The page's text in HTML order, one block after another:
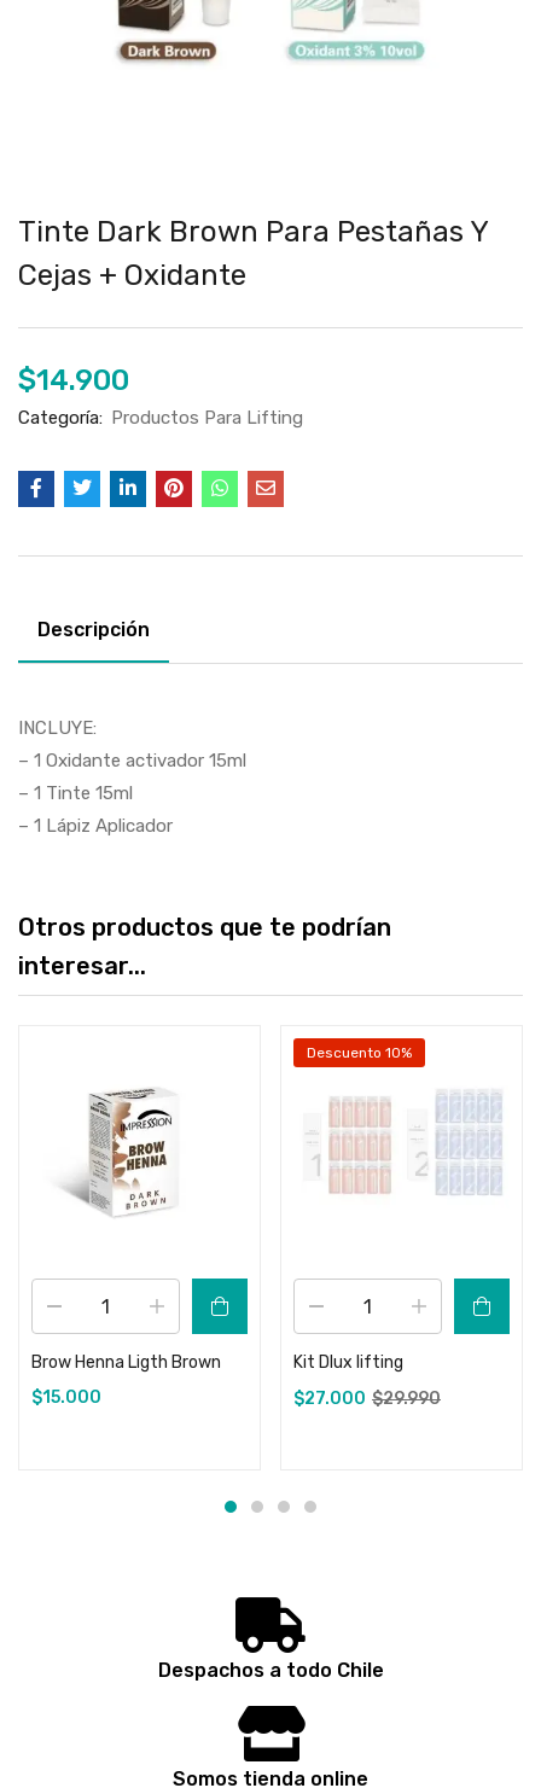
Tinte Dark Brown Para Pestañas Y
Cejas + Oxidante
$14.900
Categoría: Productos Para Lifting
Descripción
INCLUYE:
– 1 Oxidante activador 15ml
– 1 Tinte 15ml
– 1 Lápiz Aplicador
Otros productos que te podrían
interesar...
Brow Henna Ligth Brown
$15.000
Descuento 10%
Kit Dlux lifting
$27.000 $29.990
Despachos a todo Chile
Somos tienda online